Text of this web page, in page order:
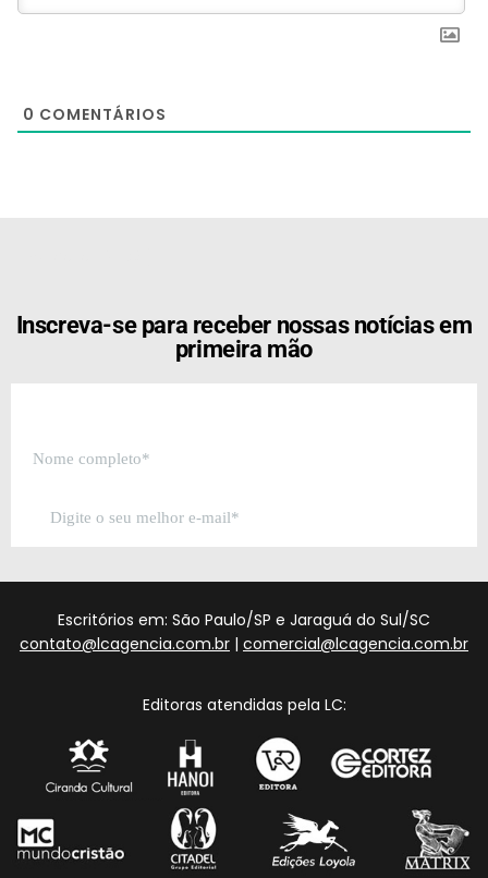
0 COMENTÁRIOS
Inscreva-se para receber nossas notícias em
primeira mão
Escritórios em: São Paulo/SP e Jaraguá do Sul/SC
contato@lcagencia.com.br | comercial@lcagencia.com.br
Editoras atendidas pela LC: